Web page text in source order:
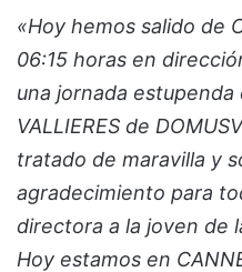
«Hoy hemos salido de
06:15 horas en
una jornada estupenda
VALLIERES de
tratado de maravilla y
agradecimiento para
directora a la joven de
Hoy estamos en